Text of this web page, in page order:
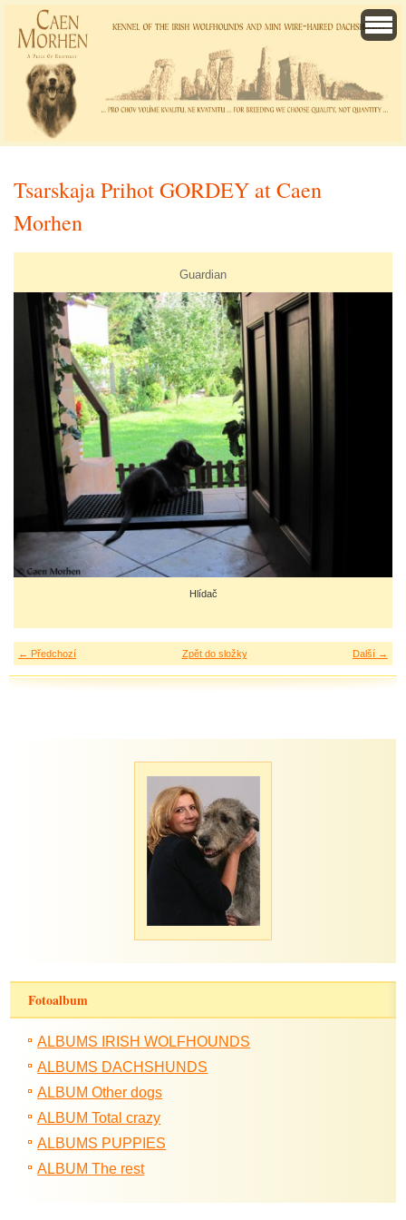
Tsarskaja Prihot GORDEY at Caen
Morhen
Guardian
Hlídač
← Předchozí Další →
Zpět do složky
Fotoalbum
ALBUMS IRISH WOLFHOUNDS
ALBUMS DACHSHUNDS
ALBUM Other dogs
ALBUM Total crazy
ALBUMS PUPPIES
ALBUM The rest